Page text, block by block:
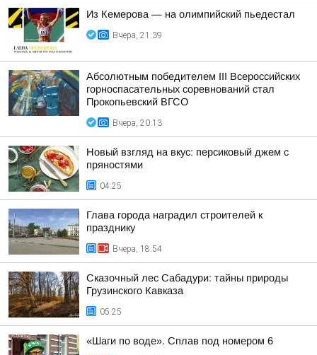
Из Кемерова — на олимпийский пьедестал
Вчера, 21:39
Абсолютным победителем III Всероссийских
горноспасательных соревнований стал
Прокопьевский ВГСО
Вчера, 20:13
Новый взгляд на вкус: персиковый джем с
пряностями
04:25
Глава города наградил строителей к
празднику
Вчера, 18:54
Сказочный лес Сабадури: тайны природы
Грузинского Кавказа
05:25
«Шаги по воде». Сплав под номером 6